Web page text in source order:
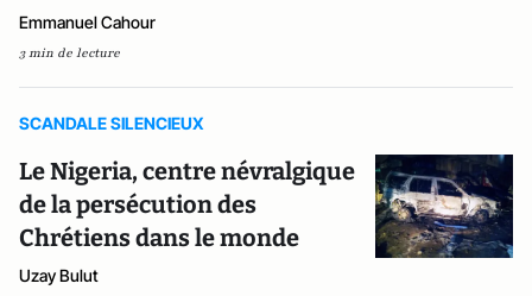
Emmanuel Cahour
3 min de lecture
SCANDALE SILENCIEUX
Le Nigeria, centre névralgique
de la persécution des
Chrétiens dans le monde
Uzay Bulut